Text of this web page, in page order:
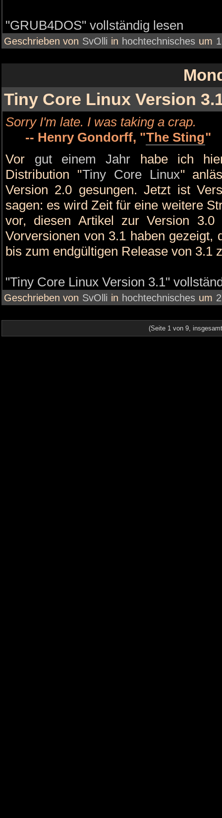
"GRUB4DOS" vollständig lesen
Geschrieben von SvOlli in hochtechnisches um
Tiny Core Linux Version
Sorry I'm late. I was taking a crap.
-- Henry Gondorff, "The Sting"
Vor gut einem Jahr habe ich
Distribution "Tiny Core Linux"
Version 2.0 gesungen. Jetzt ist
sagen: es wird Zeit für eine weitere
vor, diesen Artikel zur Version
Vorversionen von 3.1 haben
bis zum endgültigen Release von 3.1
"Tiny Core Linux Version 3.1"
Geschrieben von SvOlli in hochtechnisches um
(Seite 1 von 9,